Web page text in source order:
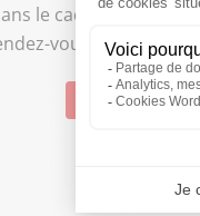
le cadre de la
vous n’a pas été
Suivre Sud